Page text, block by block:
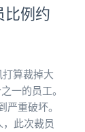
比例约
算裁掉大
一的员工。
重破坏。
此次裁员